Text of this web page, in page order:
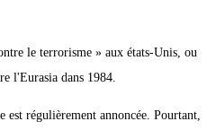
le terrorisme » aux états-Unis, ou
l'Eurasia dans 1984.
régulièrement annoncée. Pourtant,